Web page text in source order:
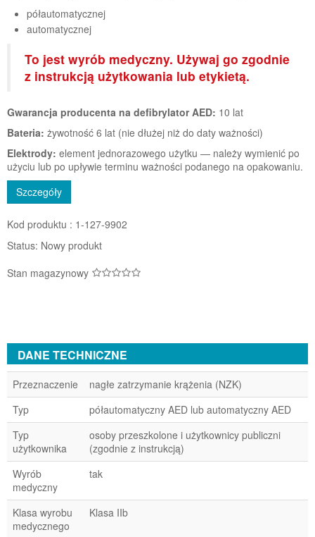
półautomatycznej
automatycznej
To jest wyrób medyczny. Używaj go zgodnie
z instrukcją użytkowania lub etykietą.
Gwarancja producenta na defibrylator AED: 10 lat
Bateria: żywotność 6 lat (nie dłużej niż do daty ważności)
Elektrody: element jednorazowego użytku — należy wymienić po
użyciu lub po upływie terminu ważności podanego na opakowaniu.
Szczegóły
Kod produktu : 1-127-9902
Status: Nowy produkt
Stan magazynowy
DANE TECHNICZNE
Przeznaczenie
nagłe zatrzymanie krążenia (NZK)
Typ
półautomatyczny AED lub automatyczny AED
Typ
użytkownika
osoby przeszkolone i użytkownicy publiczni
(zgodnie z instrukcją)
Wyrób
medyczny
tak
Klasa wyrobu
medycznego
Klasa IIb